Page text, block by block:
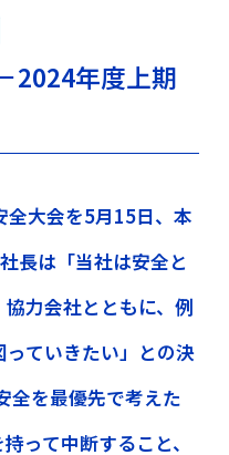
2024年度上期
全大会を5月15日、本
長は「当社は安全と
力会社とともに、例
ていきたい」との決
全を最優先で考えた
って中断すること、